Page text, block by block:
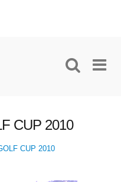
CUP 2010
CUP 2010